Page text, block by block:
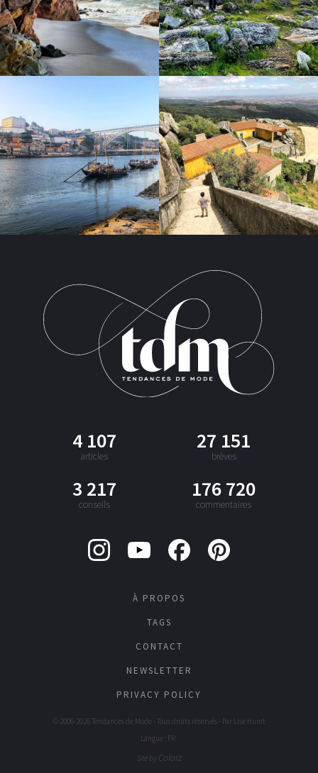
4 107
articles
27 151
brèves
3 217
conseils
176 720
commentaires
À PROPOS
TAGS
CONTACT
NEWSLETTER
PRIVACY POLICY
© 2006-2026 Tendances de Mode - Tous droits réservés - Par Lise Huret
Langue : FR
Site by Colorz